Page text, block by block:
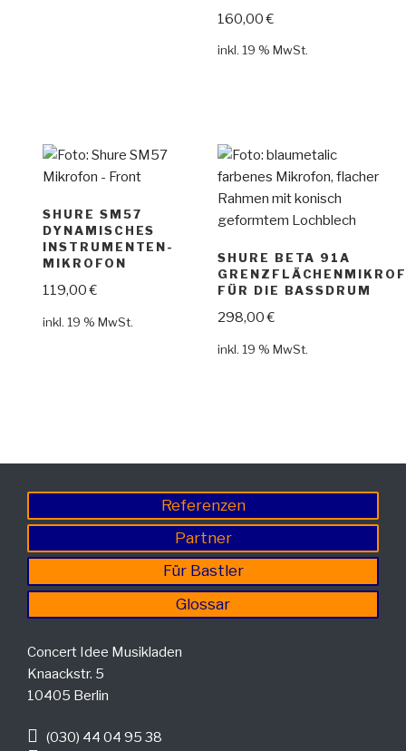
160,00€
inkl. 19 % MwSt.
SHURE SM57
DYNAMISCHES
INSTRUMENTEN-
MIKROFON
119,00€
inkl. 19 % MwSt.
SHURE BETA 91A
FÜR DIE BASSDRUM
298,00€
inkl. 19 % MwSt.
Referenzen
Partner
Für Bastler
Glossar
Concert Idee Musikladen
Knaackstr. 5
10405 Berlin
(030) 44 04 95 38